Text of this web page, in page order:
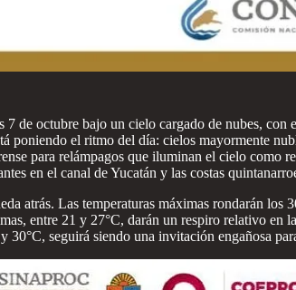
7 de octubre bajo un cielo cargado de nubes,
poniendo el ritmo del día: cielos mayormente
para relámpagos que iluminan el cielo
en el canal de Yucatán y las costas
atrás. Las temperaturas máximas rondarán
entre 21 y 27°C, darán un respiro relativo
30°C, seguirá siendo una invitación engañosa